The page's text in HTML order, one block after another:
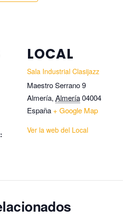
LOCAL
Sala Industrial Clasijazz
Maestro Serrano 9
Almería, Almería04004
España + Google Map
Ver la web del Local